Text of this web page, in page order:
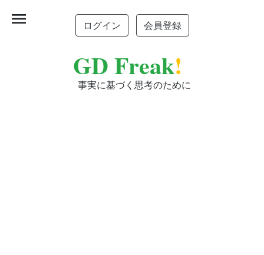
ログイン 会員登録
GD Freak!
事実に基づく思考のために
menu